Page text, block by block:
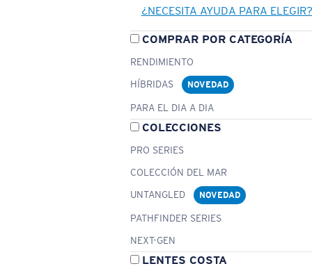
¿NECESITA AYUDA PARA ELEGIR?
COMPRAR POR CATEGORÍA
RENDIMIENTO
HÍBRIDAS
NOVEDAD
PARA EL DIA A DIA
COLECCIONES
PRO SERIES
COLECCIÓN DEL MAR
UNTANGLED
NOVEDAD
PATHFINDER SERIES
NEXT-GEN
LENTES COSTA